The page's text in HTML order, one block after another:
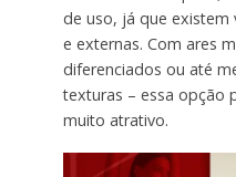
de uso, já que existem
e externas. Com ares
diferenciados ou até
texturas – essa opção
muito atrativo.